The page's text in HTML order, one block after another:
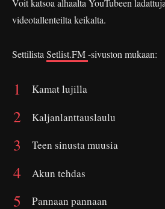
Voit katsoa alhaalta YouTubeen
videotallenteilta keikalta.
Settilista Setlist.FM-sivuston mukaan:
Kamat lujilla
Kaljanlanttauslaulu
Teen sinusta muusia
Akun tehdas
Pannaan pannaan